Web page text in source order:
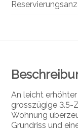
An leicht
grosszügige 3.5-
Wohnung
Grundriss und